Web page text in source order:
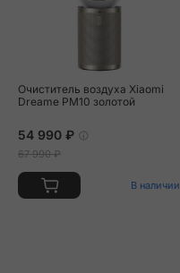
Очиститель воздуха Xiaomi
Dreame PM10 золотой
54 990 ₽
67 990 ₽
В наличии